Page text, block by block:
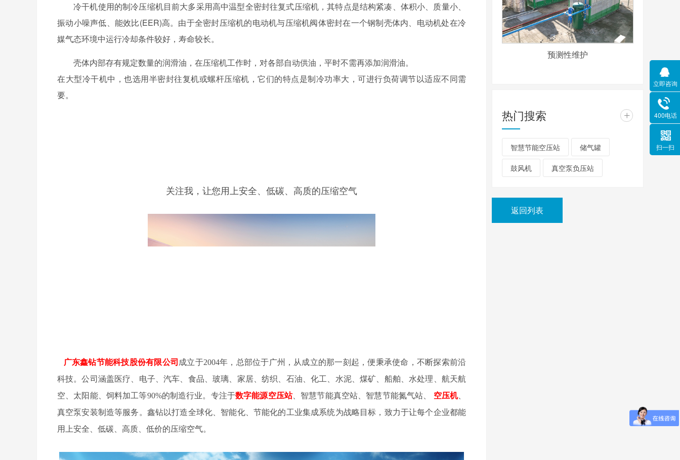
冷干机使用的制冷压缩机目前大多采用高中温型全密封往复式压缩机，其特点是结构紧凑、体积小、质量小、
振动小噪声低、能效比(EER)高。由于全密封压缩机的电动机与压缩机阀体密封在一个钢制壳体内、电动机处在冷
媒气态环境中运行冷却条件较好，寿命较长。
壳体内部存有规定数量的润滑油，在压缩机工作时，对各部自动供油，平时不需再添加润滑油。
在大型冷干机中，也选用半密封往复机或螺杆压缩机，它们的特点是制冷功率大，可进行负荷调节以适应不同需
要。
关注我，让您用上安全、低碳、高质的压缩空气
广东鑫钻节能科技股份有限公司 成立于2004年，总部位于广州，从成立的那一刻起，便秉承使命，不断探索前沿
科技。公司涵盖医疗、电子、汽车、食品、玻璃、家居、纺织、石油、化工、水泥、煤矿、船舶、水处理、航天航
空、太阳能、饲料加工等90%的制造行业。专注于数字能源空压站、智慧节能真空站、智慧节能氮气站、 空压机、
真空泵安装制造等服务。鑫钻以打造全球化、智能化、节能化的工业集成系统为战略目标，致力于让每个企业都能
用上安全、低碳、高质、低价的压缩空气。
预测性维护
热门搜索 +
智慧节能空压站 储气罐
鼓风机 真空泵负压站
返回列表
立即咨询
400电话
扫一扫